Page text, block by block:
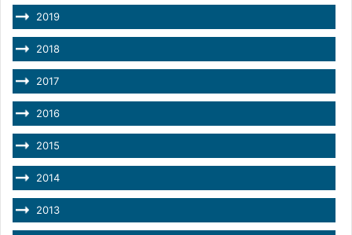
2019
2018
2017
2016
2015
2014
2013